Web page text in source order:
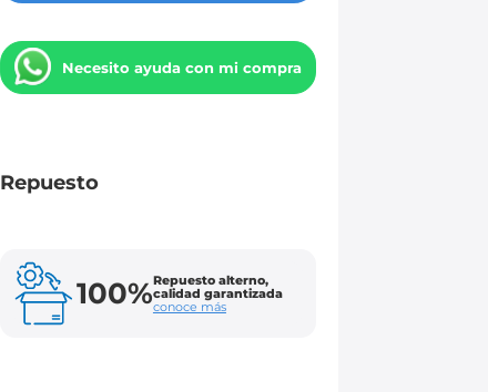
Necesito ayuda con mi compra
Repuesto
100%Repuesto alterno,
calidad garantizada
conoce más